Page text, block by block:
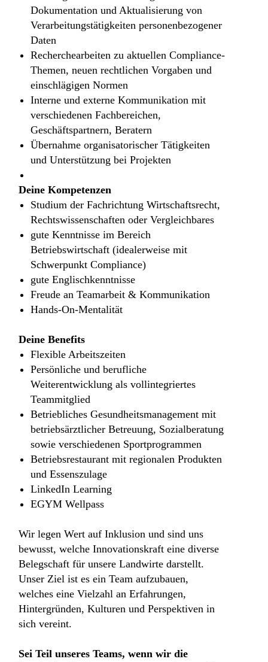
Dokumentation und Aktualisierung von
Verarbeitungstätigkeiten personenbezogener
Daten
Recherchearbeiten zu aktuellen Compliance-
Themen, neuen rechtlichen Vorgaben und
einschlägigen Normen
Interne und externe Kommunikation mit
verschiedenen Fachbereichen,
Geschäftspartnern, Beratern
Übernahme organisatorischer Tätigkeiten
und Unterstützung bei Projekten
Deine Kompetenzen
Studium der Fachrichtung Wirtschaftsrecht,
Rechtswissenschaften oder Vergleichbares
gute Kenntnisse im Bereich
Betriebswirtschaft (idealerweise mit
Schwerpunkt Compliance)
gute Englischkenntnisse
Freude an Teamarbeit & Kommunikation
Hands-On-Mentalität
Deine Benefits
Flexible Arbeitszeiten
Persönliche und berufliche
Weiterentwicklung als vollintegriertes
Teammitglied
Betriebliches Gesundheitsmanagement mit
betriebsärztlicher Betreuung, Sozialberatung
sowie verschiedenen Sportprogrammen
Betriebsrestaurant mit regionalen Produkten
und Essenszulage
LinkedIn Learning
EGYM Wellpass
Wir legen Wert auf Inklusion und sind uns
bewusst, welche Innovationskraft eine diverse
Belegschaft für unsere Landwirte darstellt.
Unser Ziel ist es ein Team aufzubauen,
welches eine Vielzahl an Erfahrungen,
Hintergründen, Kulturen und Perspektiven in
sich vereint.
Sei Teil unseres Teams, wenn wir die